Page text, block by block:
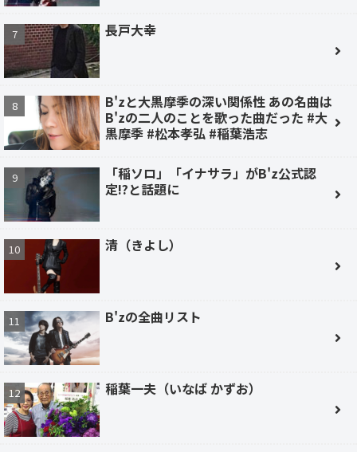
長戸大幸
B'zと大黒摩季の深い関係性 あの名曲は
B'zの二人のことを歌った曲だった #大
黒摩季 #松本孝弘 #稲葉浩志
「稲ソロ」「イナサラ」がB'z公式認
定!?と話題に
清（きよし）
B'zの全曲リスト
稲葉一夫（いなば かずお）